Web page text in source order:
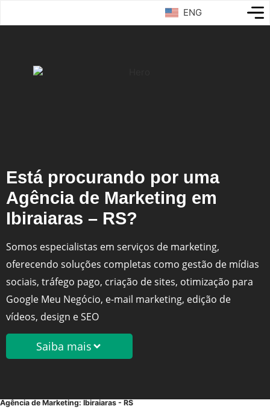
ENG
Está procurando por uma
Agência de Marketing em
Ibiraiaras – RS?
Somos especialistas em serviços de marketing,
oferecendo soluções completas como gestão de mídias
sociais, tráfego pago, criação de sites, otimização para
Google Meu Negócio, e-mail marketing, edição de
vídeos, design e SEO
Saiba mais
Agência de Marketing: Ibiraiaras - RS